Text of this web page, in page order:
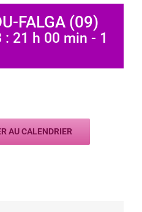
FALGA (09)
: 21 h 00 min - 1
AU CALENDRIER